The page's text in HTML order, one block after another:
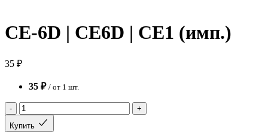
CE-6D | CE6D | CE1 (имп.)
35 ₽
35 ₽ / от 1 шт.
-
+
Купить